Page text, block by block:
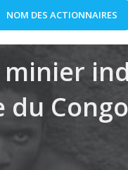
NOM DES ACTIONNAIRES
Congo